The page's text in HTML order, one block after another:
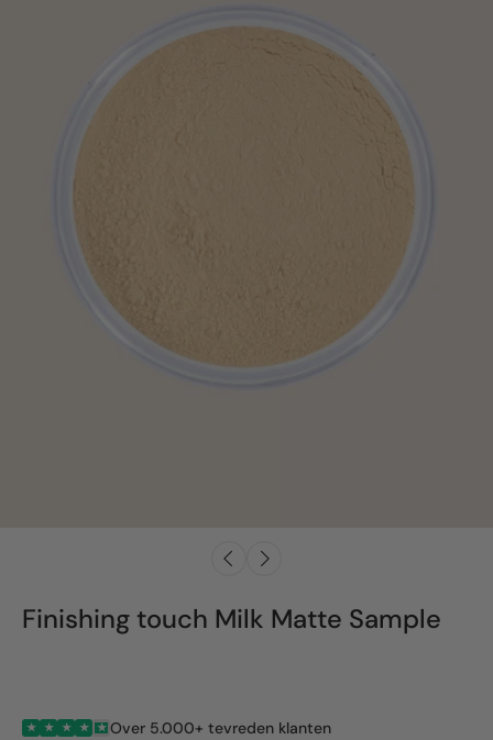
Finishing touch Milk Matte Sample
★ ★ ★ ★ ★ Over 5.000+ tevreden klanten